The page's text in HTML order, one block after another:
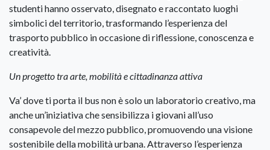
studenti hanno osservato, disegnato e raccontato luoghi
simbolici del territorio, trasformando l’esperienza del
trasporto pubblico in occasione di riflessione, conoscenza e
creatività.
Un progetto tra arte, mobilità e cittadinanza attiva
Va’ dove ti porta il bus non è solo un laboratorio creativo, ma
anche un’iniziativa che sensibilizza i giovani all’uso
consapevole del mezzo pubblico, promuovendo una visione
sostenibile della mobilità urbana. Attraverso l’esperienza